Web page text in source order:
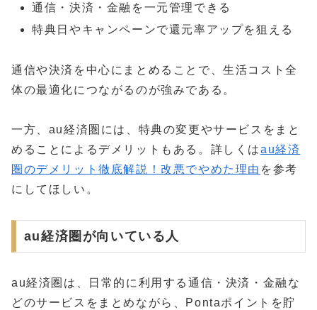
通信・決済・金融を一元管理できる
特典日やキャンペーンで還元率アップを狙える
通信や決済を中心にまとめることで、生活コスト全
体の最適化につながるのが強みである。
一方、au経済圏には、特典の変更やサービスをまと
めることによるデメリットもある。詳しくはau経済
圏のデメリット徹底解説！改悪でやめた理由 を参考
にしてほしい。
au経済圏が向いている人
au経済圏は、日常的に利用する通信・決済・金融な
どのサービスをまとめながら、Pontaポイントを貯